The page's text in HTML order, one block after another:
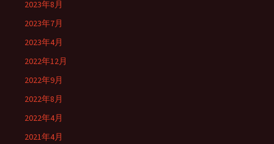
2023年8月
2023年7月
2023年4月
2022年12月
2022年9月
2022年8月
2022年4月
2021年4月